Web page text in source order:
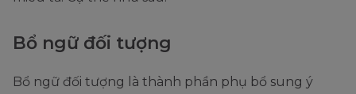
Bổ ngữ đối tượng
Bổ ngữ đối tượng là thành phần phụ bổ sung ý